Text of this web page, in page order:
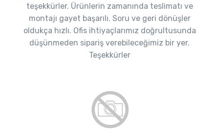
teşekkürler. Ürünlerin zamanında teslimatı ve
montajı gayet başarılı. Soru ve geri dönüşler
oldukça hızlı. Ofis ihtiyaçlarımız doğrultusunda
düşünmeden sipariş verebileceğimiz bir yer.
Teşekkürler